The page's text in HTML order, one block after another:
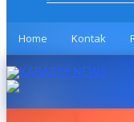
Home Kontak